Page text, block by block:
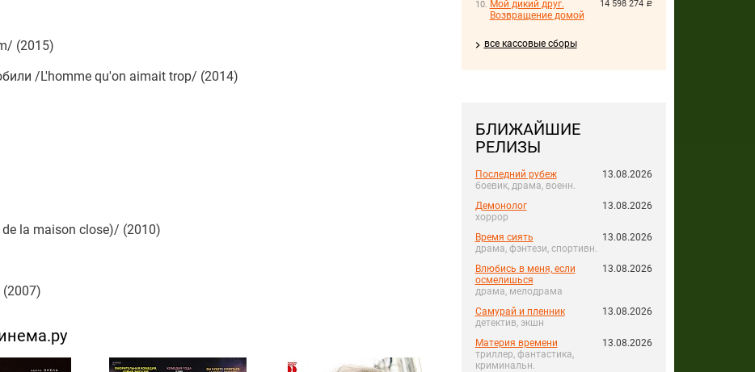
14 598 274 руб.
Мой дикий друг.
Возвращение домой
все кассовые сборы
БЛИЖАЙШИЕ
РЕЛИЗЫ
Последний рубеж
боевик, драма, военн.
13.08.2026
Демонолог
хоррор
13.08.2026
Время сиять
драма, фэнтези, спортивн.
13.08.2026
Влюбись в меня, если
осмелишься
драма, мелодрама
13.08.2026
Самурай и пленник
детектив, экшн
13.08.2026
Материя времени
триллер, фантастика,
криминальн.
13.08.2026
(2015)
/L'homme qu'on aimait trop/ (2014)
la maison close)/ (2010)